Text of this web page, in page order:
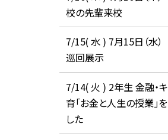
校の先輩来校
7/15( 水 ) 7月15日（水
巡回展示
7/14( 火 ) 2年生 金融・
育「お金と人生の授業」
した